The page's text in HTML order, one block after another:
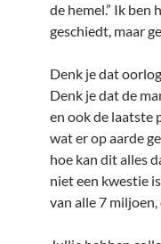
de hemel.” Ik ben
geschiedt, maar
Denk je dat
Denk je dat de
en ook de laatste
wat er op aarde
hoe kan dit alles
niet een kwestie
van alle 7